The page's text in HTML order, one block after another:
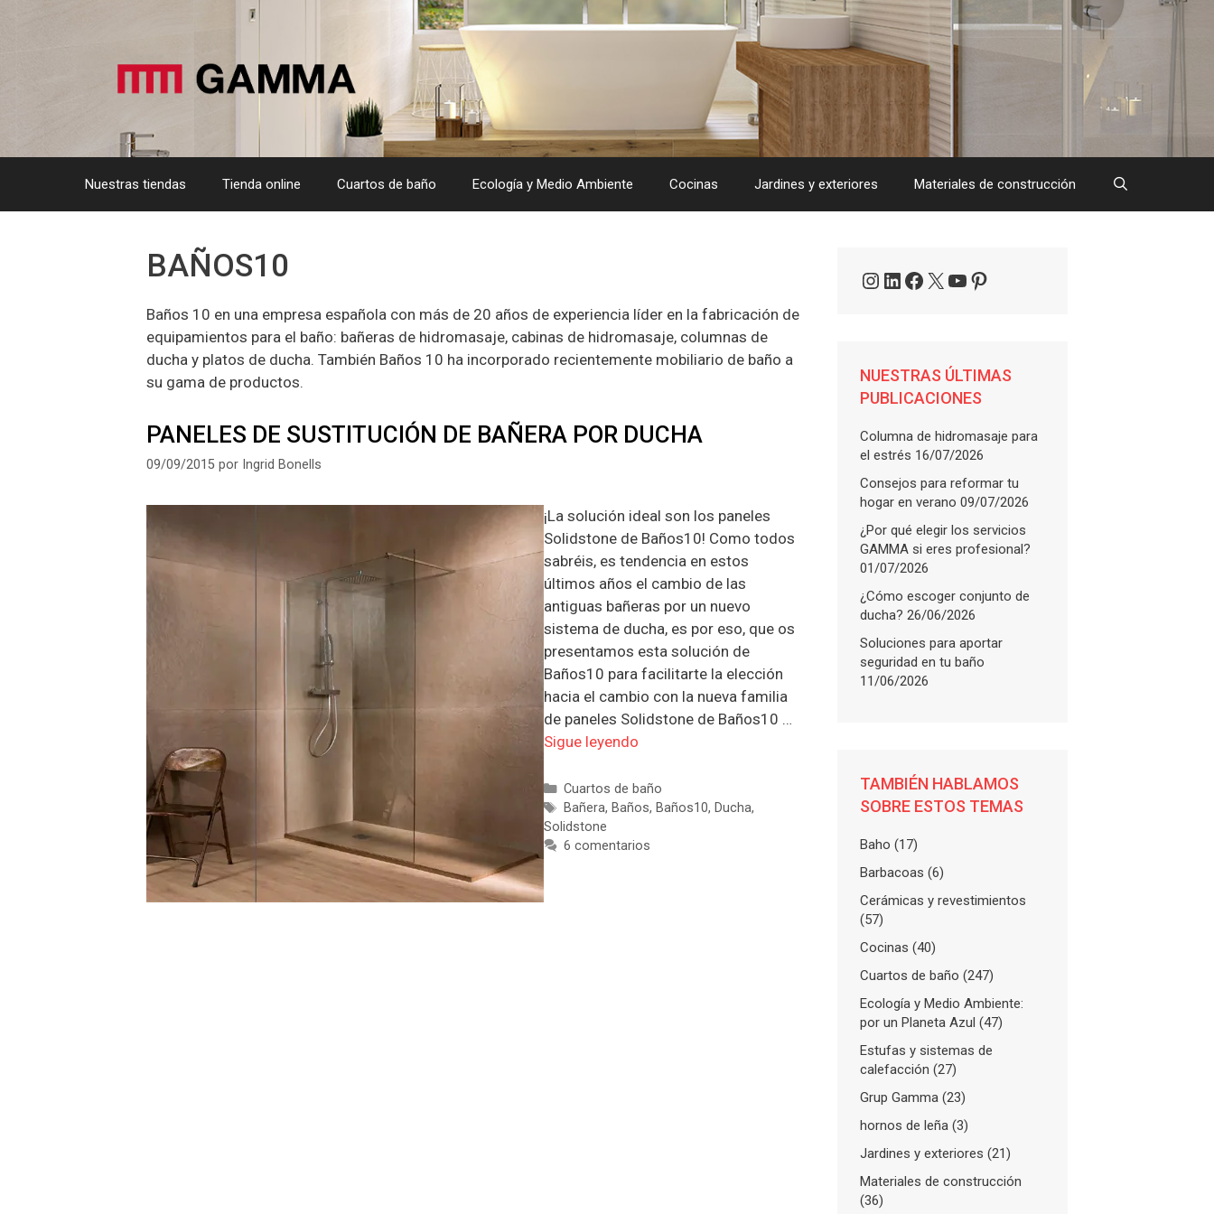
Nuestras tiendas Tienda online Cuartos de baño Ecología y Medio Ambiente Cocinas Jardines y exteriores Materiales de construcción
BAÑOS10
Baños 10 en una empresa española con más de 20 años de experiencia líder en la fabricación de
equipamientos para el baño: bañeras de hidromasaje, cabinas de hidromasaje, columnas de
ducha y platos de ducha. También Baños 10 ha incorporado recientemente mobiliario de baño a
su gama de productos.
PANELES DE SUSTITUCIÓN DE BAÑERA POR DUCHA
09/09/2015 por Ingrid Bonells
¡La solución ideal son los paneles
Solidstone de Baños10! Como todos
sabréis, es tendencia en estos
últimos años el cambio de las
antiguas bañeras por un nuevo
sistema de ducha, es por eso, que os
presentamos esta solución de
Baños10 para facilitarte la elección
hacia el cambio con la nueva familia
de paneles Solidstone de Baños10 …
Sigue leyendo
Categorías
Cuartos de baño
Etiquetas
Bañera, Baños, Baños10, Ducha,
Solidstone
6 comentarios
Instagram
LinkedIn
Facebook
X YouTube
Pinterest
NUESTRAS ÚLTIMAS
PUBLICACIONES
Columna de hidromasaje para
el estrés 16/07/2026
Consejos para reformar tu
hogar en verano 09/07/2026
¿Por qué elegir los servicios
GAMMA si eres profesional?
01/07/2026
¿Cómo escoger conjunto de
ducha? 26/06/2026
Soluciones para aportar
seguridad en tu baño
11/06/2026
TAMBIÉN HABLAMOS
SOBRE ESTOS TEMAS
Baho (17)
Barbacoas (6)
Cerámicas y revestimientos
(57)
Cocinas (40)
Cuartos de baño (247)
Ecología y Medio Ambiente:
por un Planeta Azul (47)
Estufas y sistemas de
calefacción (27)
Grup Gamma (23)
hornos de leña (3)
Jardines y exteriores (21)
Materiales de construcción
(36)